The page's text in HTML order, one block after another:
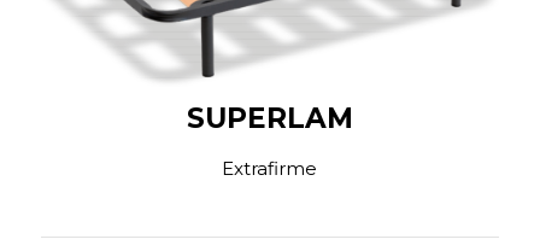
SUPERLAM
Extrafirme